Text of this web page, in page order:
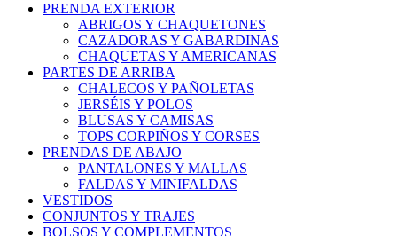
PRENDA EXTERIOR
ABRIGOS Y CHAQUETONES
CAZADORAS Y GABARDINAS
CHAQUETAS Y AMERICANAS
PARTES DE ARRIBA
CHALECOS Y PAÑOLETAS
JERSÉIS Y POLOS
BLUSAS Y CAMISAS
TOPS CORPIÑOS Y CORSES
PRENDAS DE ABAJO
PANTALONES Y MALLAS
FALDAS Y MINIFALDAS
VESTIDOS
CONJUNTOS Y TRAJES
BOLSOS Y COMPLEMENTOS